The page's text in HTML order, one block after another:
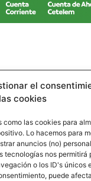
el
cookies
como las cookies para
Lo hacemos para
anuncios (no)
tecnologías nos permitirá
o los ID's únicos
puede
28006 Madrid